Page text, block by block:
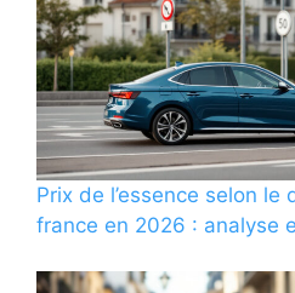
Prix de l’essence selon le
france en 2026 : analyse